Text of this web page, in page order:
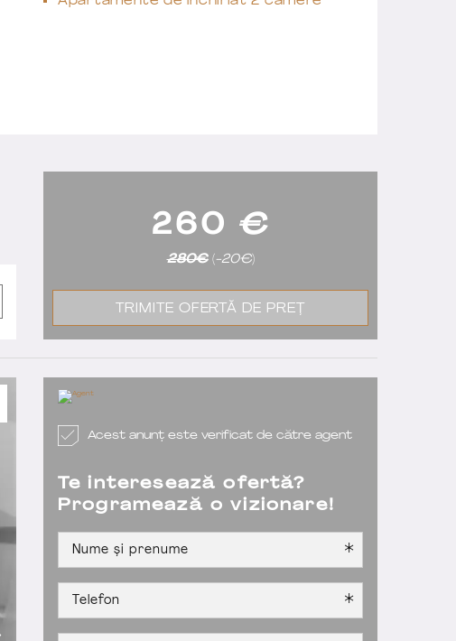
Acest anunț este verificat de către agent
Te interesează ofertă?
Programează o vizionare!
260 €
280€ (-20€)
TRIMITE OFERTĂ DE PREȚ